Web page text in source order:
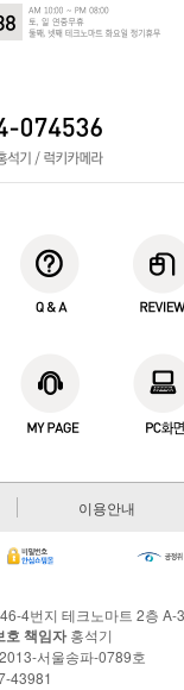
이용안내
4번지 테크노마트 2층 A-
호 책임자홍석기
서울송파-0789호
43981